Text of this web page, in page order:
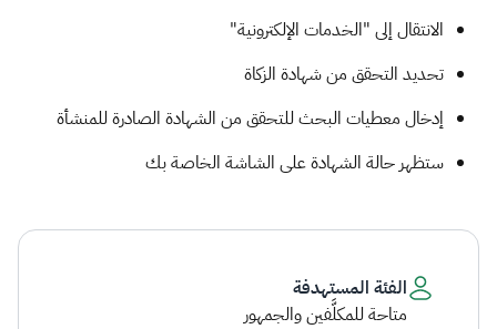
الانتقال إلى "الخدمات الإلكترونية"
تحديد التحقق من شهادة الزكاة
إدخال معطيات البحث للتحقق من الشهادة الصادرة للمنشأة
ستظهر حالة الشهادة على الشاشة الخاصة بك​
الفئة المستهدفة
متاحة للمكلَّفين والجمهور